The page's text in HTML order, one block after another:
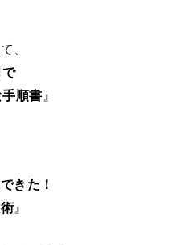
、
で
順書 』
きた！
』